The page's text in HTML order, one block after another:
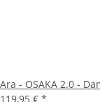
Ara - OSAKA 2.0 -
119,95 € *